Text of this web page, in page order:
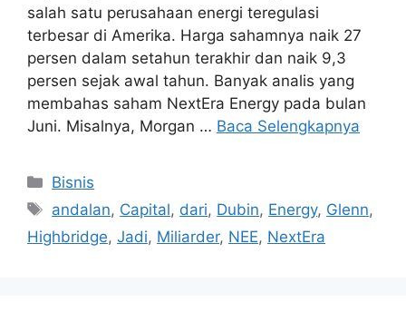
salah satu perusahaan energi teregulasi
terbesar di Amerika. Harga sahamnya naik 27
persen dalam setahun terakhir dan naik 9,3
persen sejak awal tahun. Banyak analis yang
membahas saham NextEra Energy pada bulan
Juni. Misalnya, Morgan … Baca Selengkapnya
Kategori
Bisnis
Tag
andalan, Capital, dari, Dubin, Energy, Glenn,
Highbridge, Jadi, Miliarder, NEE, NextEra